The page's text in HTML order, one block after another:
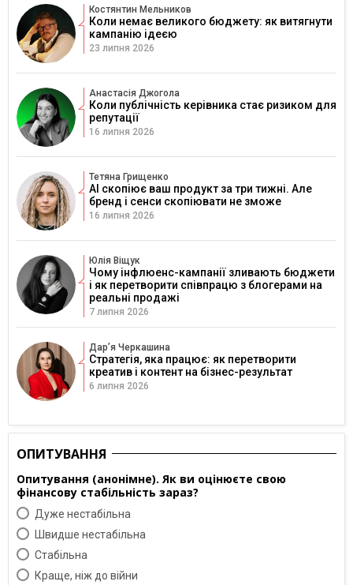
Костянтин Мельников
Коли немає великого бюджету: як витягнути
кампанію ідеєю
23 липня 2026
Анастасія Джогола
Коли публічність керівника стає ризиком для
репутації
16 липня 2026
Тетяна Грищенко
AI скопіює ваш продукт за три тижні. Але
бренд і сенси скопіювати не зможе
16 липня 2026
Юлія Віщук
Чому інфлюенс-кампанії зливають бюджети
і як перетворити співпрацю з блогерами на
реальні продажі
7 липня 2026
Дарʼя Черкашина
Стратегія, яка працює: як перетворити
креатив і контент на бізнес-результат
6 липня 2026
ОПИТУВАННЯ
Опитування (анонімне). Як ви оцінюєте свою
фінансову стабільність зараз?
Дуже нестабільна
Швидше нестабільна
Cтабільна
Краще, ніж до війни